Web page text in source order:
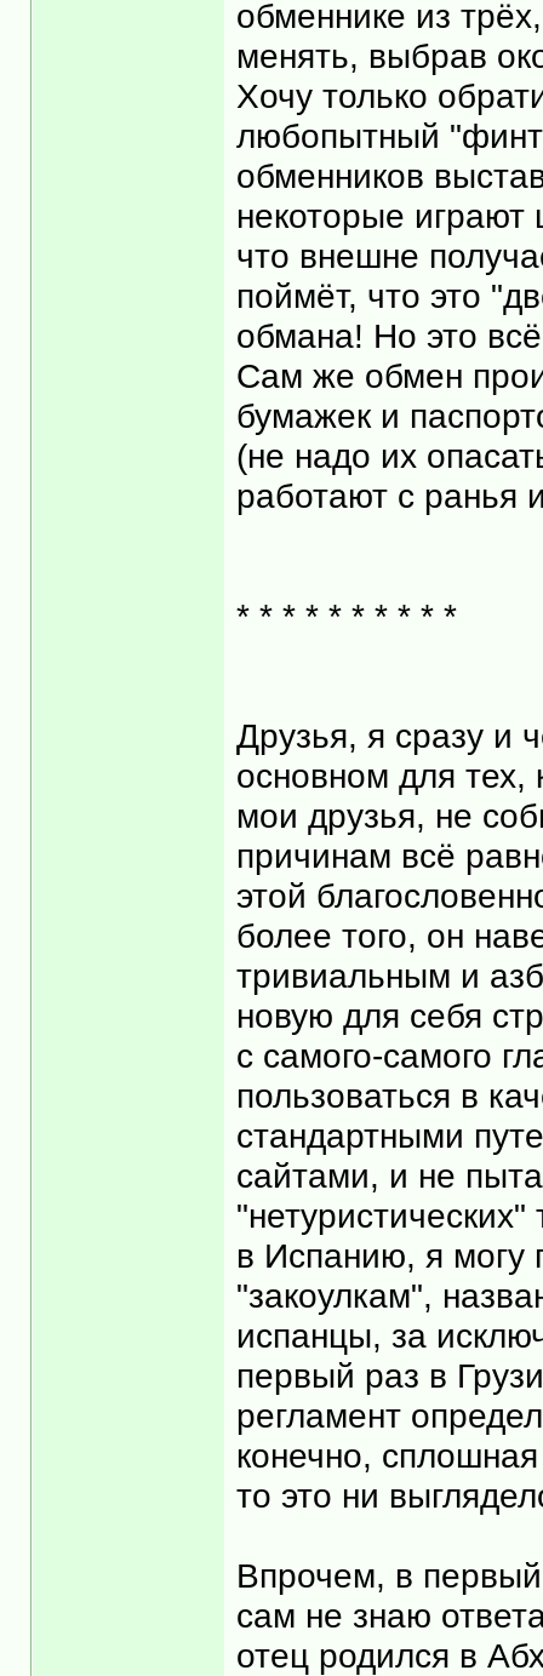
обменнике из
менять, выбрав
Хочу только
любопытный
обменников
некоторые
что внешне
поймёт, что это
обмана! Но это
Сам же обмен
бумажек и
(не надо их
работают с ранья
* * * * * * * * * *
Друзья, я сразу и
основном для тех,
мои друзья, не
причинам всё
этой
более того, он
тривиальным и
новую для себя
с самого-самого
пользоваться в
стандартными
сайтами, и не
в Испанию, я могу
"закоулкам",
испанцы, за
первый раз в
регламент
конечно,
то это ни
Впрочем, в
сам не знаю
отец родился в